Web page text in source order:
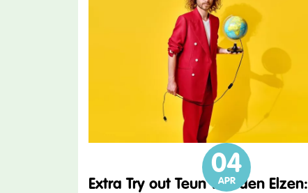
Extra Try out Teun van den Elzen:
04
APR